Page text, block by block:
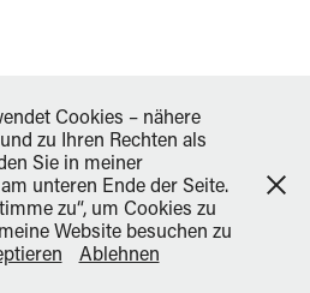
Cookies – nähere
zu Ihren Rechten als
Sie in meiner
unteren Ende der Seite.
zu“, um Cookies zu
Website besuchen zu
Ablehnen